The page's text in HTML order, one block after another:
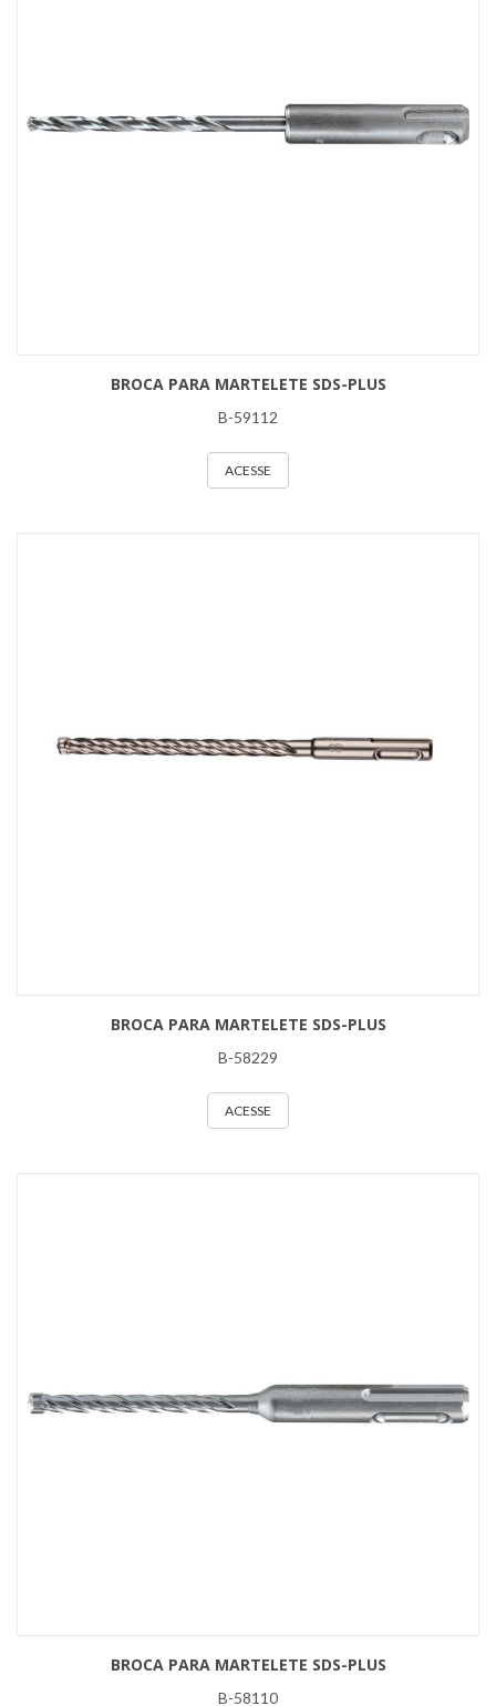
BROCA PARA MARTELETE SDS-PLUS
B-59112
ACESSE
BROCA PARA MARTELETE SDS-PLUS
B-58229
ACESSE
BROCA PARA MARTELETE SDS-PLUS
B-58110